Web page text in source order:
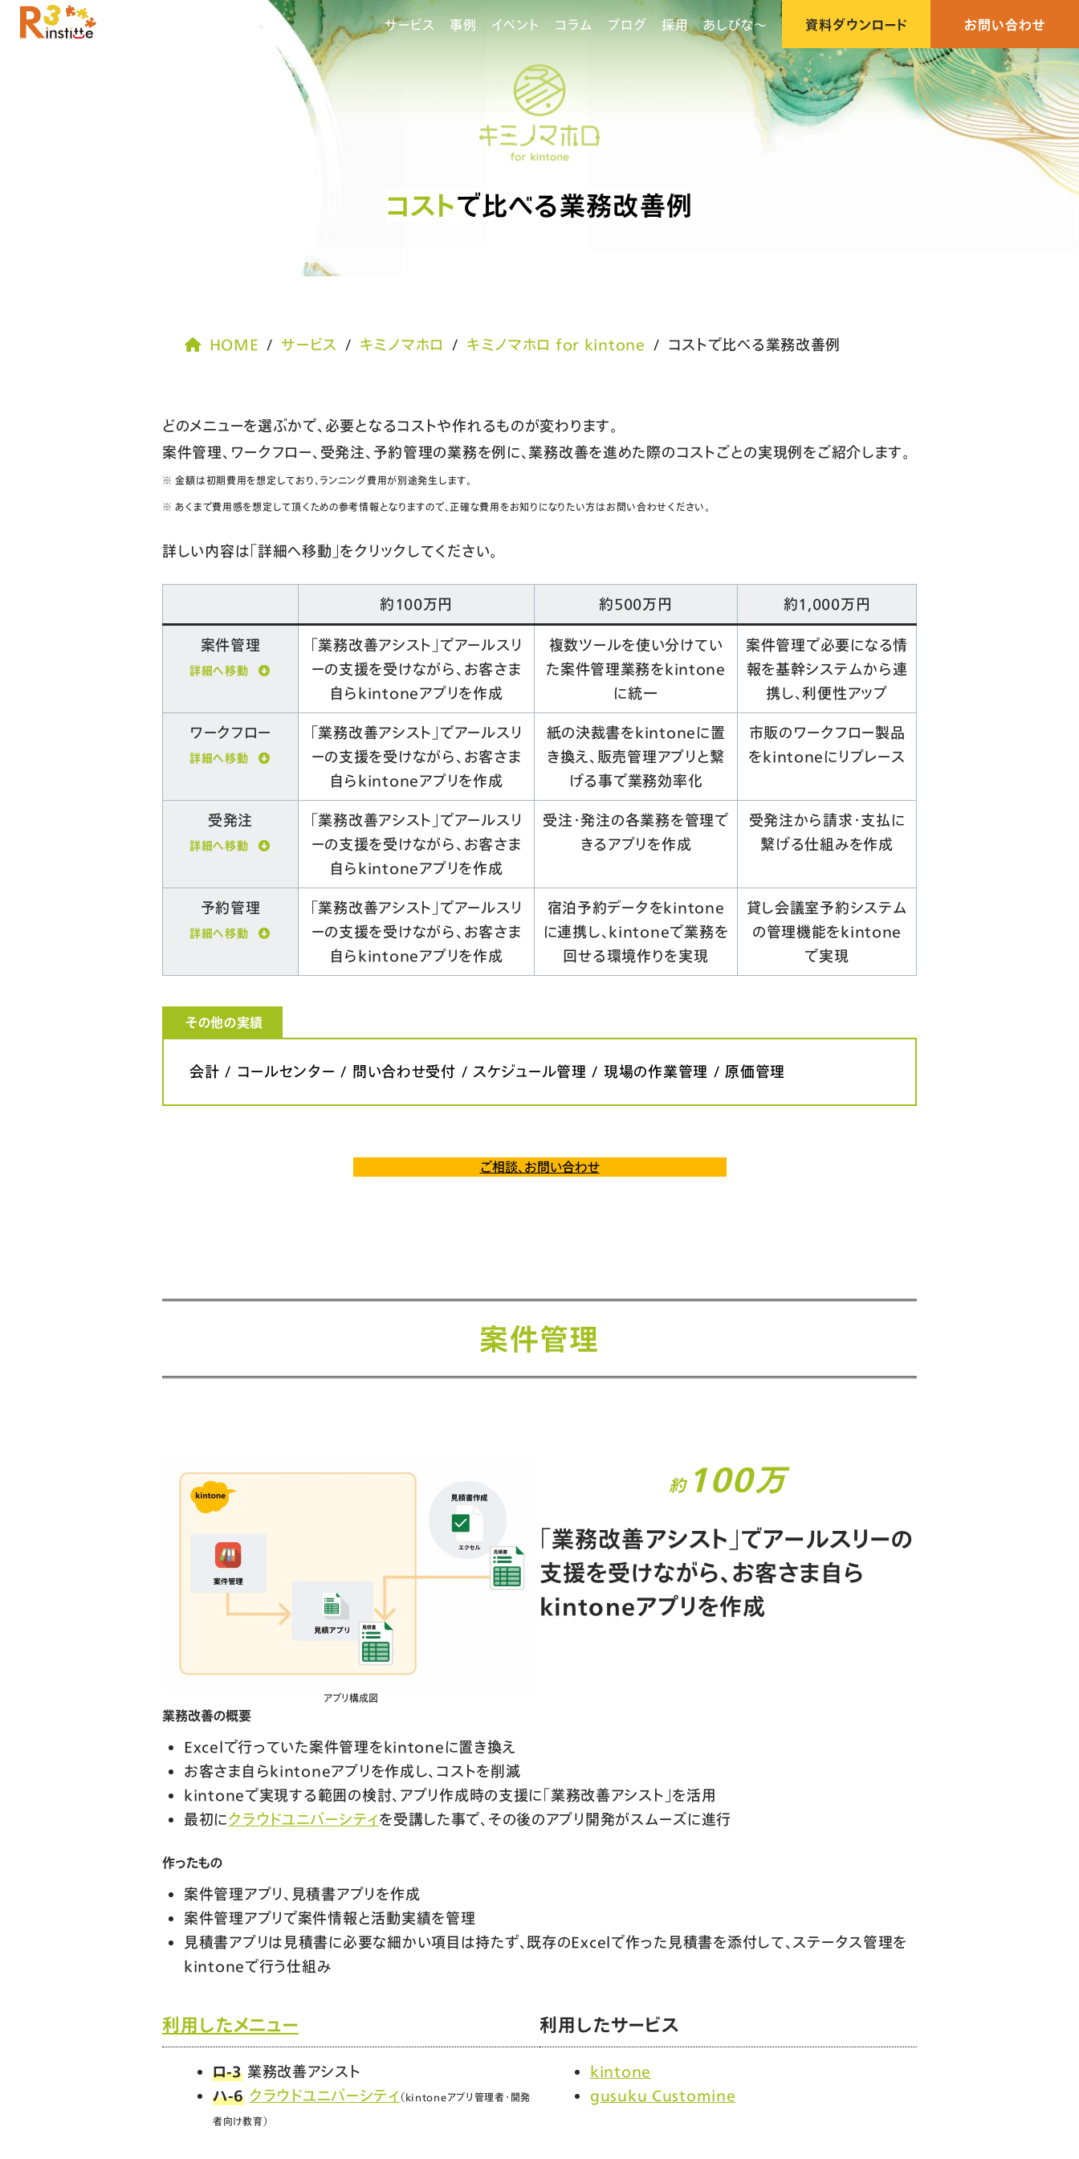
サービス 事例 イベント コラム ブログ 採用 あしびな〜 資料ダウンロード お問い合わせ
コストで比べる業務改善例
HOME サービス キミノマホロ キミノマホロ for kintone コストで比べる業務改善例
どのメニューを選ぶかで、必要となるコストや作れるものが変わります。
案件管理、ワークフロー、受発注、予約管理の業務を例に、業務改善を進めた際のコストごとの実現例をご紹介します。
※ 金額は初期費用を想定しており、ランニング費用が別途発生します。
※ あくまで費用感を想定して頂くための参考情報となりますので、正確な費用をお知りになりたい方はお問い合わせください。
詳しい内容は「詳細へ移動」をクリックしてください。
約100万円 約500万円 約1,000万円
案件管理
詳細へ移動
「業務改善アシスト」でアールスリ
ーの支援を受けながら、お客さま
自らkintoneアプリを作成
複数ツールを使い分けてい
た案件管理業務をkintone
に統一
案件管理で必要になる情
報を基幹システムから連
携し、利便性アップ
ワークフロー
詳細へ移動
「業務改善アシスト」でアールスリ
ーの支援を受けながら、お客さま
自らkintoneアプリを作成
紙の決裁書をkintoneに置
き換え、販売管理アプリと繋
げる事で業務効率化
市販のワークフロー製品
をkintoneにリプレース
受発注
詳細へ移動
「業務改善アシスト」でアールスリ
ーの支援を受けながら、お客さま
自らkintoneアプリを作成
受注・発注の各業務を管理で
きるアプリを作成
受発注から請求・支払に
繋げる仕組みを作成
予約管理
詳細へ移動
「業務改善アシスト」でアールスリ
ーの支援を受けながら、お客さま
自らkintoneアプリを作成
宿泊予約データをkintone
に連携し、kintoneで業務を
回せる環境作りを実現
貸し会議室予約システム
の管理機能をkintone
で実現
その他の実績
会計 / コールセンター / 問い合わせ受付 / スケジュール管理 / 現場の作業管理 / 原価管理
ご相談、お問い合わせ
案件管理
アプリ構成図
約 100万
「業務改善アシスト」でアールスリーの
支援を受けながら、お客さま自ら
kintoneアプリを作成
業務改善の概要
Excelで行っていた案件管理をkintoneに置き換え
お客さま自らkintoneアプリを作成し、コストを削減
kintoneで実現する範囲の検討、アプリ作成時の支援に「業務改善アシスト」を活用
最初にクラウドユニバーシティを受講した事で、その後のアプリ開発がスムーズに進行
作ったもの
案件管理アプリ、見積書アプリを作成
案件管理アプリで案件情報と活動実績を管理
見積書アプリは見積書に必要な細かい項目は持たず、既存のExcelで作った見積書を添付して、ステータス管理を
kintoneで行う仕組み
利用したメニュー
ロ-3 業務改善アシスト
ハ-6 クラウドユニバーシティ （kintoneアプリ管理者・開発
者向け教育）
利用したサービス
kintone
gusuku Customine